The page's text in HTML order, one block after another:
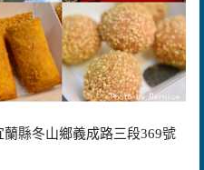
蘭縣冬山鄉義成路三段369號